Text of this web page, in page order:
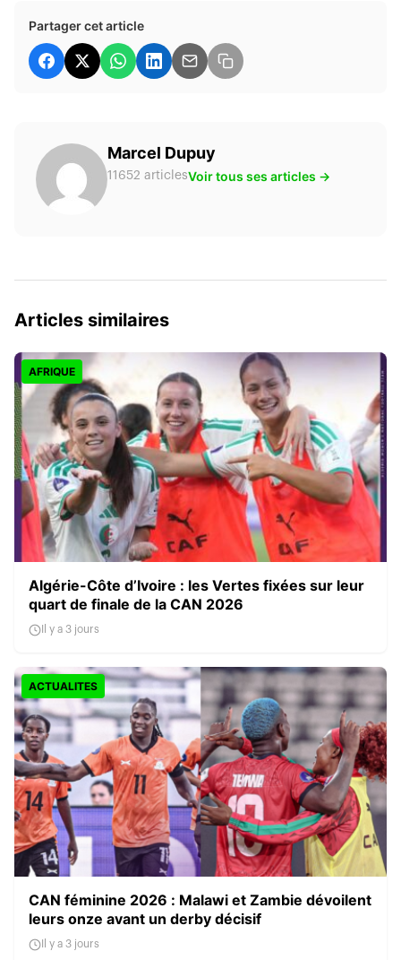
Partager cet article
Marcel Dupuy
11652 articlesVoir tous ses articles →
Articles similaires
AFRIQUE
Algérie-Côte d’Ivoire : les Vertes fixées sur leur
quart de finale de la CAN 2026
Il y a 3 jours
ACTUALITES
CAN féminine 2026 : Malawi et Zambie dévoilent
leurs onze avant un derby décisif
Il y a 3 jours